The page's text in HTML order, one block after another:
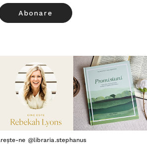
ne @libraria.stephanus